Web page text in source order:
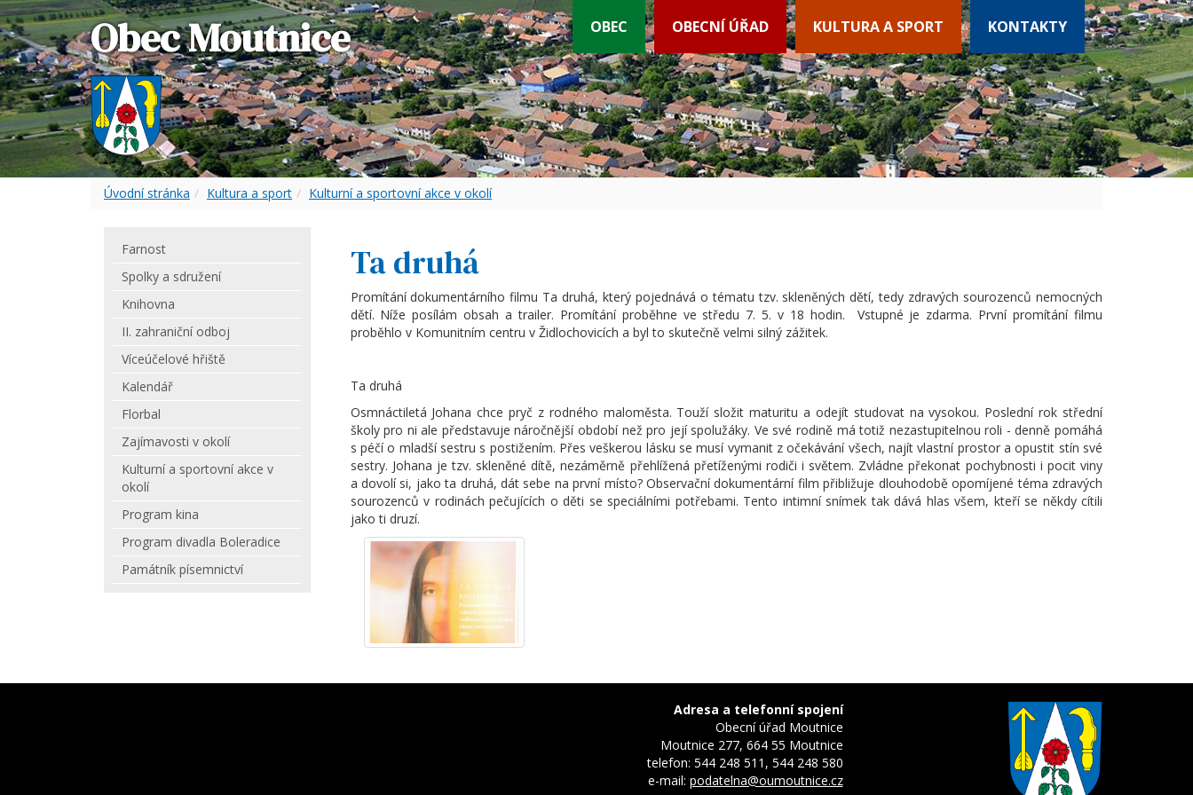
OBEC OBECNÍ ÚŘAD KULTURA A SPORT KONTAKTY
Obec Moutnice
Úvodní stránka Kultura a sport Kulturní a sportovní akce v okolí
Farnost
Spolky a sdružení
Knihovna
II. zahraniční odboj
Víceúčelové hřiště
Kalendář
Florbal
Zajímavosti v okolí
Kulturní a sportovní akce v
okolí
Program kina
Program divadla Boleradice
Památník písemnictví
Ta druhá
Promítání dokumentárního filmu Ta druhá, který pojednává o tématu tzv. skleněných dětí, tedy zdravých sourozenců nemocných
dětí. Níže posílám obsah a trailer. Promítání proběhne ve středu 7. 5. v 18 hodin. Vstupné je zdarma. První promítání filmu
proběhlo v Komunitním centru v Židlochovicích a byl to skutečně velmi silný zážitek.
Ta druhá
Osmnáctiletá Johana chce pryč z rodného maloměsta. Touží složit maturitu a odejít studovat na vysokou. Poslední rok střední
školy pro ni ale představuje náročnější období než pro její spolužáky. Ve své rodině má totiž nezastupitelnou roli - denně pomáhá
s péčí o mladší sestru s postižením. Přes veškerou lásku se musí vymanit z očekávání všech, najít vlastní prostor a opustit stín své
sestry. Johana je tzv. skleněné dítě, nezáměrně přehlížená přetíženými rodiči i světem. Zvládne překonat pochybnosti i pocit viny
a dovolí si, jako ta druhá, dát sebe na první místo? Observační dokumentární film přibližuje dlouhodobě opomíjené téma zdravých
sourozenců v rodinách pečujících o děti se speciálními potřebami. Tento intimní snímek tak dává hlas všem, kteří se někdy cítili
jako ti druzí.
Adresa a telefonní spojení
Obecní úřad Moutnice
Moutnice 277, 664 55 Moutnice
telefon: 544 248 511, 544 248 580
e-mail: podatelna@oumoutnice.cz